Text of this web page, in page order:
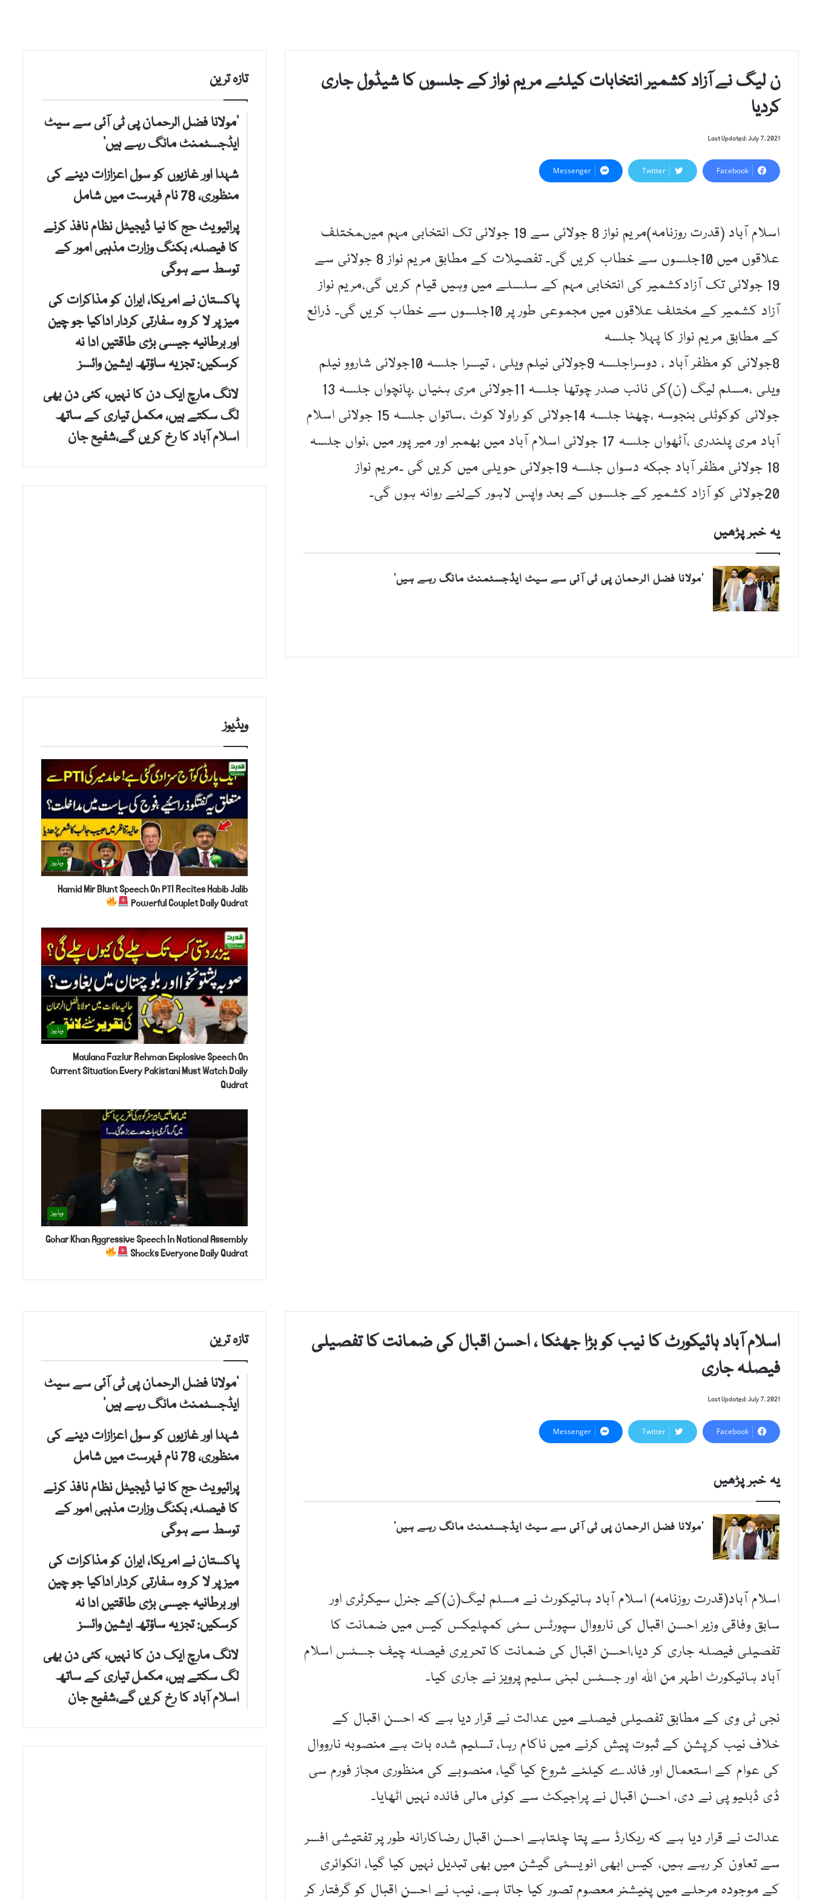
ن لیگ نے آزاد کشمیر انتخابات کیلئے مریم نواز کے جلسوں کا شیڈول جاری
کردیا
Last Updated: July 7, 2021
Facebook
Twitter
Messenger
اسلام آباد (قدرت روزنامہ)مریم نواز 8 جولائی سے 19 جولائی تک انتخابی مہم میںمختلف
علاقوں میں 10جلسوں سے خطاب کریں گی۔ تفصیلات کے مطابق مریم نواز 8 جولائی سے
19 جولائی تک آزادکشمیر کی انتخابی مہم کے سلسلے میں وہیں قیام کریں گی،مریم نواز
آزاد کشمیر کے مختلف علاقوں میں مجموعی طور پر 10جلسوں سے خطاب کریں گی۔ ذرائع
کے مطابق مریم نواز کا پہلا جلسہ
8جولائی کو مظفر آباد ، دوسراجلسہ 9جولائی نیلم ویلی ، تیسرا جلسہ 10جولائی شاروو نیلم
ویلی ،مسلم لیگ (ن)کی نائب صدر چوتھا جلسہ 11جولائی مری ہٹیاں ،پانچواں جلسہ 13
جولائی کوکوٹلی بنجوسہ ،چھٹا جلسہ 14جولائی کو راولا کوٹ ،ساتواں جلسہ 15 جولائی اسلام
آباد مری پلندری ،آٹھواں جلسہ 17 جولائی اسلام آباد میں بھمبر اور میر پور میں ،نواں جلسہ
18 جولائی مظفر آباد جبکہ دسواں جلسہ 19جولائی حویلی میں کریں گی ۔مریم نواز
20جولائی کو آزاد کشمیر کے جلسوں کے بعد واپس لاہور کےلئے روانہ ہوں گی۔
یہ خبر پڑھیں
’مولانا فضل الرحمان پی ٹی آئی سے سیٹ ایڈجسٹمنٹ مانگ رہے ہیں‘
تازہ ترین
’مولانا فضل الرحمان پی ٹی آئی سے سیٹ
ایڈجسٹمنٹ مانگ رہے ہیں‘
شہدا اور غازیوں کو سول اعزازات دینے کی
منظوری، 78 نام فہرست میں شامل
پرائیویٹ حج کا نیا ڈیجیٹل نظام نافذ کرنے
کا فیصلہ، بکنگ وزارت مذہبی امور کے
توسط سے ہوگی
پاکستان نے امریکا، ایران کو مذاکرات کی
میز پر لا کر وہ سفارتی کردار اداکیا جو چین
اور برطانیہ جیسی بڑی طاقتیں ادا نہ
کرسکیں: تجزیہ ساؤتھ ایشین وائسز
لانگ مارچ ایک دن کا نہیں، کئی دن بھی
لگ سکتے ہیں، مکمل تیاری کے ساتھ
اسلام آباد کا رخ کریں گے،شفیع جان
ویڈیوز
ویڈیوز
Hamid Mir Blunt Speech On PTI Recites Habib Jalib
Powerful Couplet Daily Qudrat
ویڈیوز
Maulana Fazlur Rehman Explosive Speech On
Current Situation Every Pakistani Must Watch Daily
Qudrat
ویڈیوز
Gohar Khan Aggressive Speech In National Assembly
Shocks Everyone Daily Qudrat